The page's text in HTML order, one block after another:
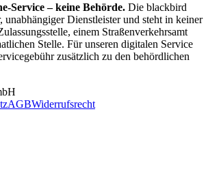
Service – keine Behörde. Die blackbird
Dienstleister und steht in keiner
einem Straßenverkehrsamt
Stelle. Für unseren digitalen Service
zusätzlich zu den behördlichen
AGBWiderrufsrecht